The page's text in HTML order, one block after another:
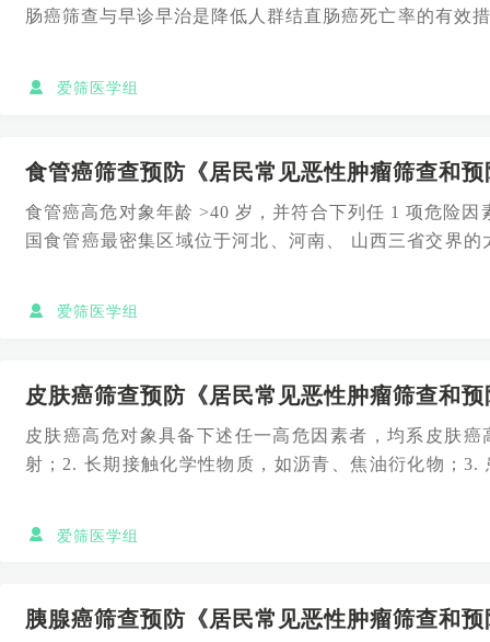
肠癌筛查与早诊早治是降低人群结直肠癌死亡率的有效
爱筛医学组
食管癌筛查预防《居民常见恶性肿瘤筛查和
食管癌高危对象年龄 >40 岁，并符合下列任 1 项危险
国食管癌最密集区域位于河北、河南、 山西三省交界
爱筛医学组
皮肤癌筛查预防《居民常见恶性肿瘤筛查和
皮肤癌高危对象具备下述任一高危因素者，均系皮肤
射；2. 长期接触化学性物质，如沥青、焦油衍化物；
爱筛医学组
胰腺癌筛查预防《居民常见恶性肿瘤筛查和